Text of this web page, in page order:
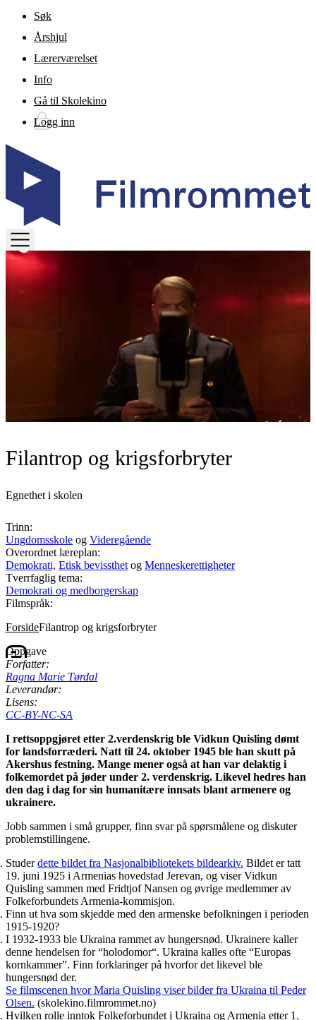
Gå til hovedinnhold
Søk
Årshjul
Lærerværelset
Info
Gå til Skolekino
Logg inn
TOGGLE
Filantrop og krigsforbryter
Egnethet i skolen
Trinn:
Ungdomsskole og Videregående
Overordnet læreplan:
Demokrati, Etisk bevissthet og Menneskerettigheter
Tverrfaglig tema:
Demokrati og medborgerskap
Filmspråk:
ForsideFilantrop og krigsforbryter
Oppgave
Forfatter:
Ragna Marie Tørdal
Leverandør:
Lisens:
CC-BY-NC-SA
I rettsoppgjøret etter 2.verdenskrig ble Vidkun Quisling dømt
for landsforræderi. Natt til 24. oktober 1945 ble han skutt på
Akershus festning. Mange mener også at han var delaktig i
folkemordet på jøder under 2. verdenskrig. Likevel hedres han
den dag i dag for sin humanitære innsats blant armenere og
ukrainere.
Jobb sammen i små grupper, finn svar på spørsmålene og diskuter
problemstillingene.
Studerdette bildet fra Nasjonalbibliotekets bildearkiv. Bildet er tatt
19. juni 1925 i Armenias hovedstad Jerevan, og viser Vidkun
Quisling sammen med Fridtjof Nansen og øvrige medlemmer av
Folkeforbundets Armenia-kommisjon.
Finn ut hva som skjedde med den armenske befolkningen i perioden
1915-1920?
I 1932-1933 ble Ukraina rammet av hungersnød. Ukrainere kaller
denne hendelsen for “holodomor“. Ukraina kalles ofte “Europas
kornkammer”. Finn forklaringer på hvorfor det likevel ble
hungersnød der.
Se filmscenen hvor Maria Quisling viser bilder fra Ukraina til Peder
Olsen. (skolekino.filmrommet.no)
Hvilken rolle inntok Folkeforbundet i Ukraina og Armenia etter 1.